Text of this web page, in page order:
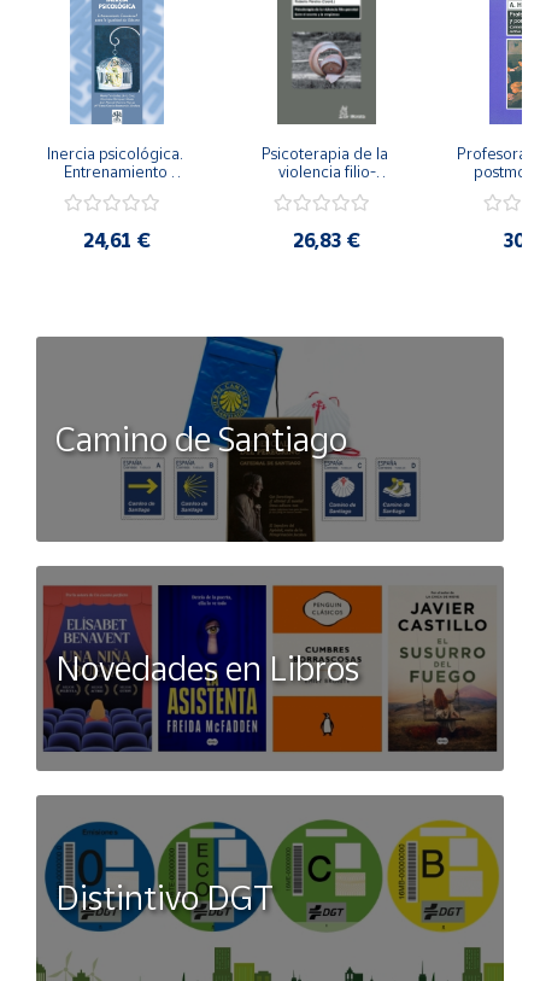
Inercia psicológica.
Entrenamiento
Igualdad de Género.
24,61 €
Psicoterapia de la
violencia filio-
secreto y la
26,83 €
Camino de Santiago
Novedades en Libros
Distintivo DGT